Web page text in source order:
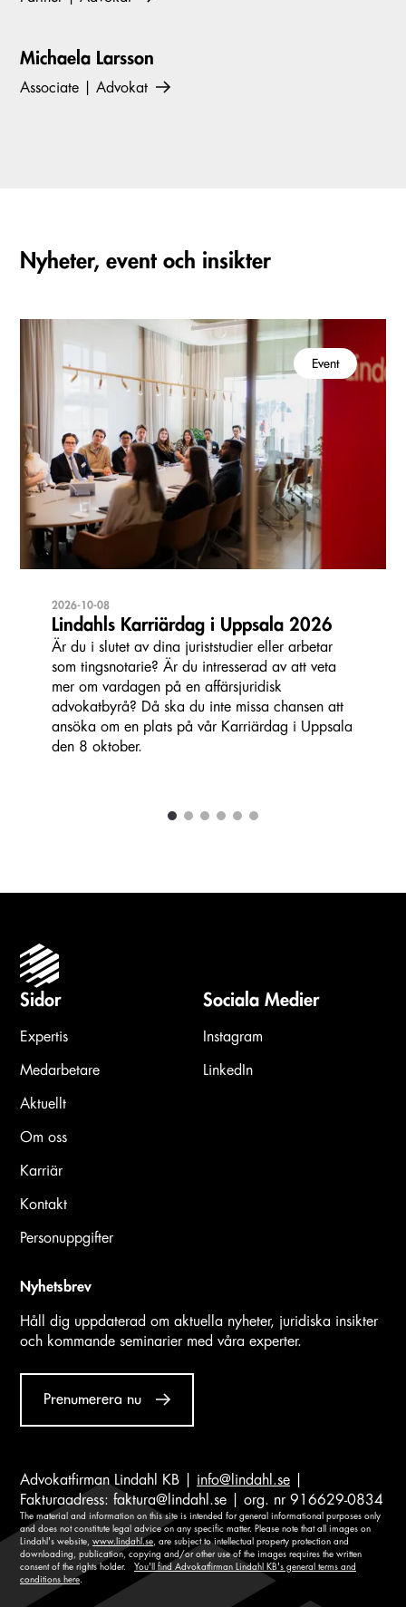
Michaela Larsson
Associate | Advokat
Nyheter, event och insikter
Event
2026-10-08
Lindahls Karriärdag i Uppsala 2026
Är du i slutet av dina juriststudier eller arbetar
som tingsnotarie? Är du intresserad av att veta
mer om vardagen på en affärsjuridisk
advokatbyrå? Då ska du inte missa chansen att
ansöka om en plats på vår Karriärdag i Uppsala
den 8 oktober.
1 2 3 4 5 6
Sidor
Expertis
Medarbetare
Aktuellt
Om oss
Karriär
Kontakt
Personuppgifter
Sociala Medier
Instagram
LinkedIn
Nyhetsbrev
Håll dig uppdaterad om aktuella nyheter, juridiska insikter
och kommande seminarier med våra experter.
Prenumerera nu
Advokatfirman Lindahl KB | info@lindahl.se
Fakturaadress: faktura@lindahl.se | org. nr 916629-0834
The material and information on this site is intended for general informational purposes only
and does not constitute legal advice on any specific matter. Please note that all images on
Lindahl's website, www.lindahl.se , are subject to intellectual property protection and
downloading, publication, copying and/or other use of the images requires the written
consent of the rights holder. You'll find Advokatfirman Lindahl KB's general terms and
conditions here